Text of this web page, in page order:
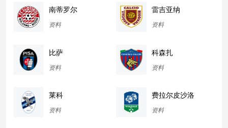
南蒂罗尔
资料
雷吉亚纳
资料
比萨
资料
科森扎
资料
莱科
资料
费拉尔皮沙洛
资料